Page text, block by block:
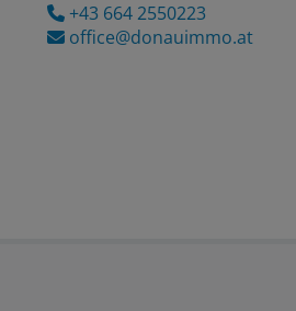
+43 664 2550223
office@donauimmo.at